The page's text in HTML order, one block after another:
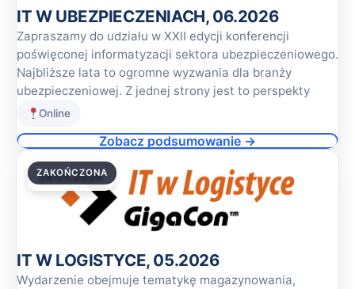
IT W UBEZPIECZENIACH, 06.2026
Zapraszamy do udziału w XXII edycji konferencji
poświęconej informatyzacji sektora ubezpieczeniowego.
Najbliższe lata to ogromne wyzwania dla branży
ubezpieczeniowej. Z jednej strony jest to perspekty
Online
Zobacz podsumowanie →
28.05.2026
ZAKOŃCZONA
IT W LOGISTYCE, 05.2026
Wydarzenie obejmuje tematykę magazynowania,